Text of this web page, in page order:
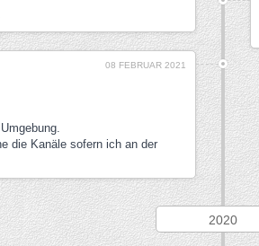
08 FEBRUAR 2021
die Kanäle sofern ich an der
2020